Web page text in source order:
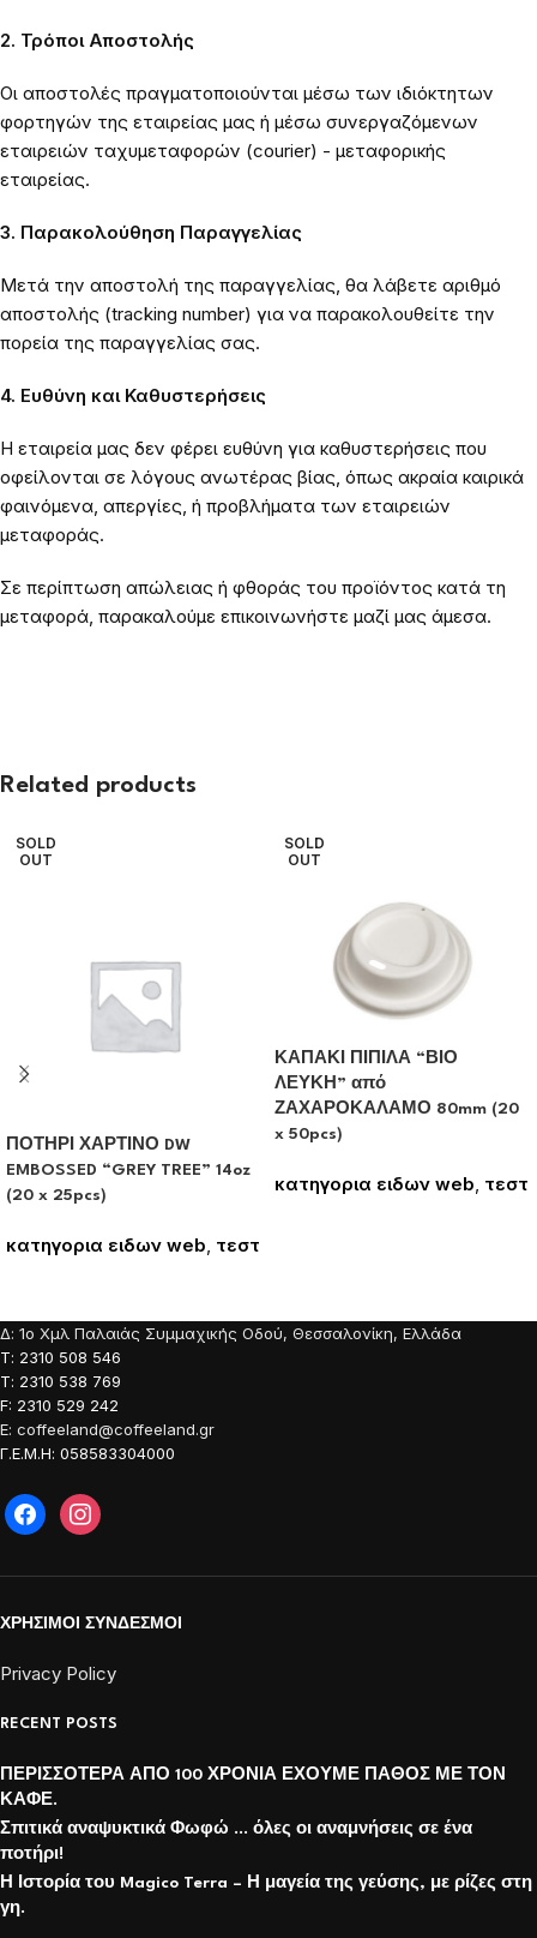
2. Τρόποι Αποστολής
Οι αποστολές πραγματοποιούνται μέσω των ιδιόκτητων
φορτηγών της εταιρείας μας ή μέσω συνεργαζόμενων
εταιρειών ταχυμεταφορών (courier) - μεταφορικής
εταιρείας.
3. Παρακολούθηση Παραγγελίας
Μετά την αποστολή της παραγγελίας, θα λάβετε αριθμό
αποστολής (tracking number) για να παρακολουθείτε την
πορεία της παραγγελίας σας.
4. Ευθύνη και Καθυστερήσεις
Η εταιρεία μας δεν φέρει ευθύνη για καθυστερήσεις που
οφείλονται σε λόγους ανωτέρας βίας, όπως ακραία καιρικά
φαινόμενα, απεργίες, ή προβλήματα των εταιρειών
μεταφοράς.
Σε περίπτωση απώλειας ή φθοράς του προϊόντος κατά τη
μεταφορά, παρακαλούμε επικοινωνήστε μαζί μας άμεσα.
Related products
SOLD
OUT
ΠΟΤΗΡΙ ΧΑΡΤΙΝΟ DW
EMBOSSED “GREY TREE” 14oz
(20 x 25pcs)
κατηγορια ειδων web τεστ
SOLD
OUT
ΚΑΠΑΚΙ ΠΙΠΙΛΑ “ΒΙΟ
ΛΕΥΚΗ” από
ΖΑΧΑΡΟΚΑΛΑΜΟ 80mm (20
x 50pcs)
κατηγορια ειδων web, τεστ
Δ: 1o Χμλ Παλαιάς Συμμαχικής Οδού, Θεσσαλονίκη, Ελλάδα
Τ: 2310 508 546
Τ: 2310 538 769
F: 2310 529 242
E: coffeeland@coffeeland.gr
Γ.Ε.Μ.Η: 058583304000
ΧΡΗΣΙΜΟΙ ΣΥΝΔΕΣΜΟΙ
Privacy Policy
RECENT POSTS
ΠΕΡΙΣΣΟΤΕΡΑ ΑΠΟ 100 ΧΡΟΝΙΑ ΕΧΟΥΜΕ ΠΑΘΟΣ ΜΕ ΤΟΝ
ΚΑΦΕ.
Σπιτικά αναψυκτικά Φωφώ … όλες οι αναμνήσεις σε ένα
ποτήρι!
Η Ιστορία του Magico Terra – Η μαγεία της γεύσης, με ρίζες στη
γη.